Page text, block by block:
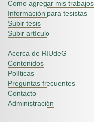
Como agregar mis trabajos
Información para tesistas
Subir tesis
Subir artículo
Acerca de RIUdeG
Contenidos
Políticas
Preguntas frecuentes
Contacto
Administración